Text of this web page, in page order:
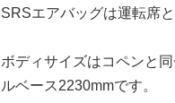
SRSエアバッグは運転席
ボディサイズはコペンと
ルベース2230mmです。